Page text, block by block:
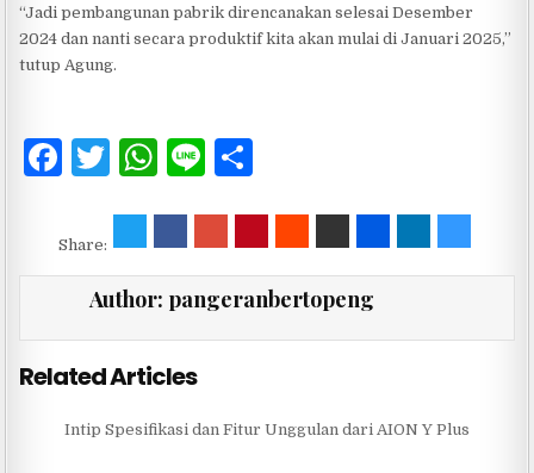
“Jadi pembangunan pabrik direncanakan selesai Desember
2024 dan nanti secara produktif kita akan mulai di Januari 2025,”
tutup Agung.
F
c
e
o
o
k
T
te
r
W
s
A
p
p
Li
e
Share:
Author: pangeranbertopeng
Related Articles
Intip Spesifikasi dan Fitur Unggulan dari AION Y Plus